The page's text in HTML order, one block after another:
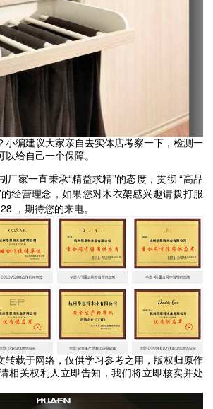
小编建议大家亲自去实体店考察一下，检测一
给自己一个保障。
厂家一直秉承“精益求精”的态度，贯彻 “高品
的经营理念，如果您对木衣架感兴趣请拨打服
，期待您的来电。
转载于网络，仅供学习参考之用，版权归原作
相关权利人立即告知，我们将立即核实并处